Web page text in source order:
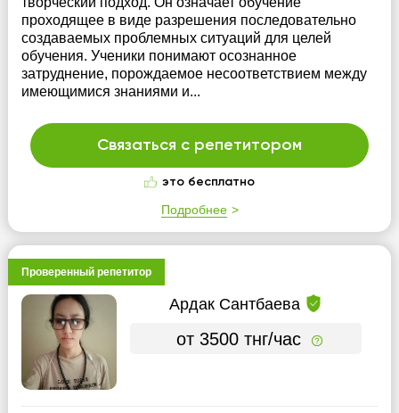
проходящее в виде разрешения последовательно
создаваемых проблемных ситуаций для целей
обучения. Ученики понимают осознанное
затруднение, порождаемое несоответствием между
имеющимися знаниями и...
Связаться с репетитором
это бесплатно
Подробнее
Проверенный репетитор
Ардак Сантбаева
от 3500 тнг/час